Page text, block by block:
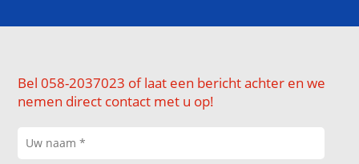
Bel 058-2037023 of laat een bericht achter en we
nemen direct contact met u op!